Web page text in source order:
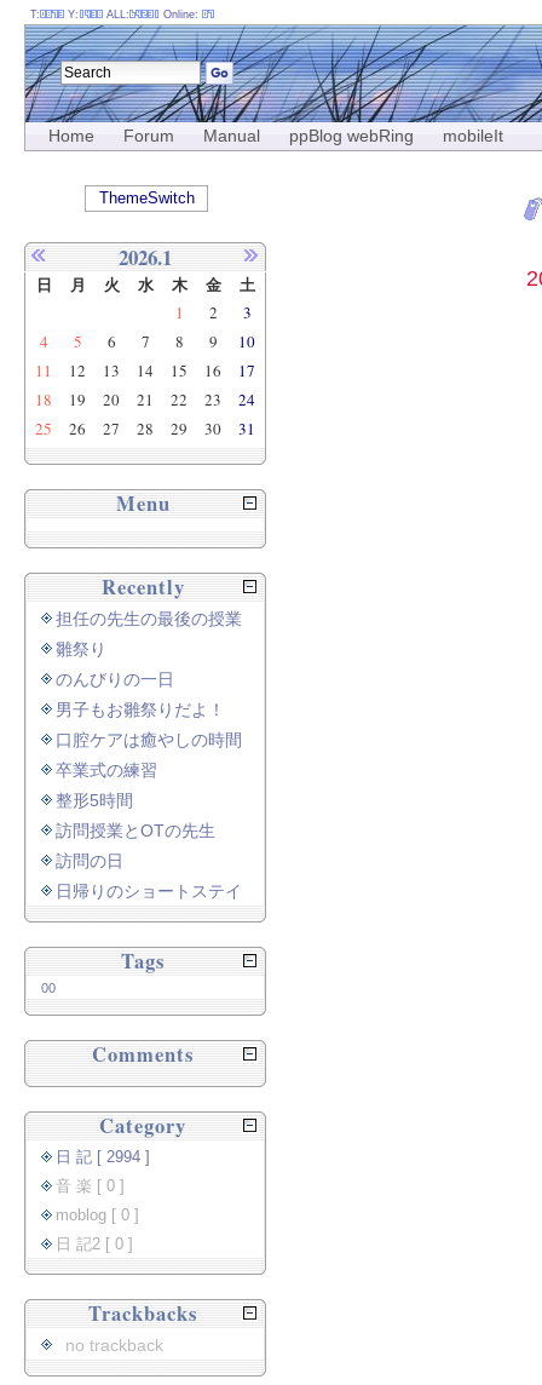
Home Forum Manual ppBlog webRing mobileIt
T: Y: ALL: Online:
ThemeSwitch
2026.1
日 月 火 水 木 金 土
1 2
3
4
5 6 7 8 9
10
11
12 13 14 15 16
17
18
19 20 21 22 23
24
25
26 27 28 29 30 31
Menu
Recently
担任の先生の最後の授業
雛祭り
のんびりの一日
男子もお雛祭りだよ！
口腔ケアは癒やしの時間
卒業式の練習
整形5時間
訪問授業とOTの先生
訪問の日
日帰りのショートステイ
Tags
00
Comments
Category
日 記 [ 2994 ]
音 楽 [ 0 ]
moblog [ 0 ]
日 記2 [ 0 ]
Trackbacks
no trackback